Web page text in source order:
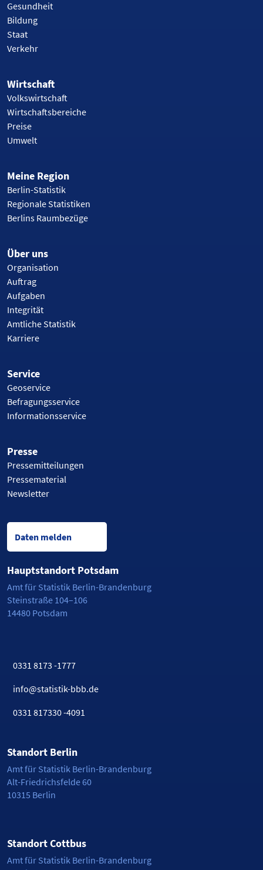
Gesundheit
Bildung
Staat
Verkehr
Wirtschaft
Volkswirtschaft
Wirtschaftsbereiche
Preise
Umwelt
Meine Region
Berlin-Statistik
Regionale Statistiken
Berlins Raumbezüge
Über uns
Organisation
Auftrag
Aufgaben
Integrität
Amtliche Statistik
Karriere
Service
Geoservice
Befragungsservice
Informationsservice
Presse
Pressemitteilungen
Pressematerial
Newsletter
Daten melden
Hauptstandort Potsdam
Amt für Statistik Berlin-Brandenburg
Steinstraße 104–106
14480 Potsdam
0331 8173 -1777
info@statistik-bbb.de
0331 817330 -4091
Standort Berlin
Amt für Statistik Berlin-Brandenburg
Alt-Friedrichsfelde 60
10315 Berlin
Standort Cottbus
Amt für Statistik Berlin-Brandenburg